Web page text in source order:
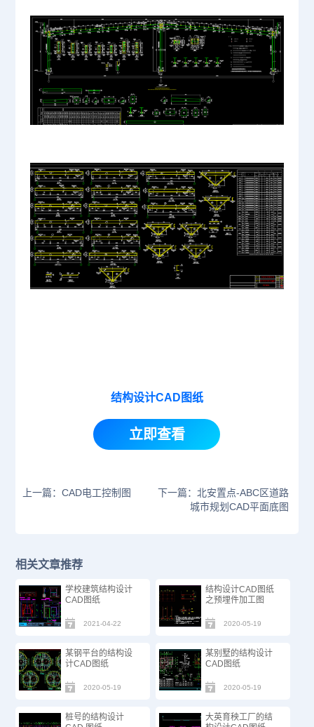
结构设计CAD图纸
立即查看
上一篇：CAD电工控制图
下一篇：北安置点-ABC区道路
城市规划CAD平面底图
相关文章推荐
学校建筑结构设计
CAD图纸
2021-04-22
结构设计CAD图纸
之预埋件加工图
2020-05-19
某钢平台的结构设
计CAD图纸
2020-05-19
某别墅的结构设计
CAD图纸
2020-05-19
桩号的结构设计
大英育秧工厂的结